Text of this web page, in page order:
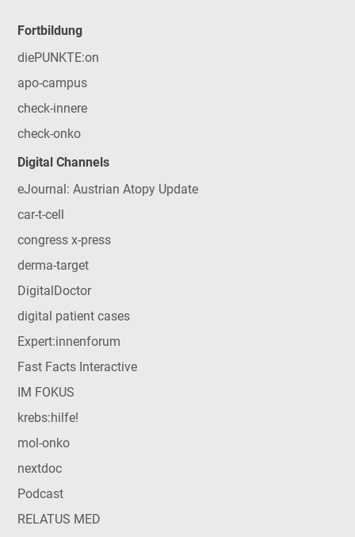
Fortbildung
diePUNKTE:on
apo-campus
check-innere
check-onko
Digital Channels
eJournal: Austrian Atopy Update
car-t-cell
congress x-press
derma-target
DigitalDoctor
digital patient cases
Expert:innenforum
Fast Facts Interactive
IM FOKUS
krebs:hilfe!
mol-onko
nextdoc
Podcast
RELATUS MED